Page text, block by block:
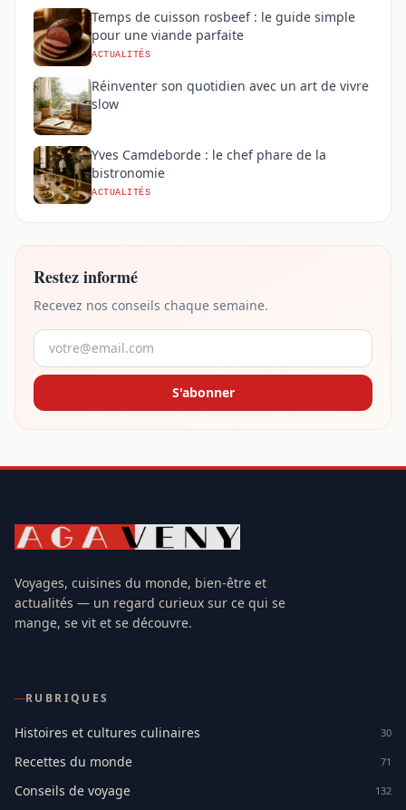
Temps de cuisson rosbeef : le guide simple
pour une viande parfaite
ACTUALITÉS
Réinventer son quotidien avec un art de vivre
slow
Yves Camdeborde : le chef phare de la
bistronomie
ACTUALITÉS
Restez informé
Recevez nos conseils chaque semaine.
S'abonner
Voyages, cuisines du monde, bien-être et
actualités — un regard curieux sur ce qui se
mange, se vit et se découvre.
RUBRIQUES
Histoires et cultures culinaires 30
Recettes du monde 71
Conseils de voyage 132